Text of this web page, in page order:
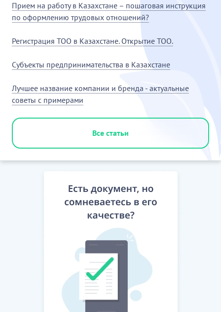
Прием на работу в Казахстане – пошаговая инструкция
по оформлению трудовых отношений?
Регистрация ТОО в Казахстане. Открытие ТОО.
Субъекты предпринимательства в Казахстане
Лучшее название компании и бренда - актуальные
советы с примерами
Все статьи